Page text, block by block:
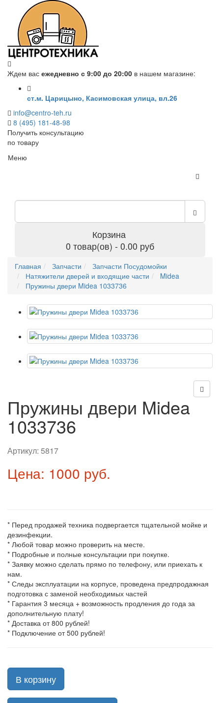
Ждем вас ежедневно с 9:00 до 20:00 в нашем магазине:
ст.м. Царицыно, Касимовская улица, вл.26
info@centro-teh.ru
8 (495) 181-48-98
Получить консультацию
по товару
Меню
Корзина
0 товар(ов) - 0.00 руб
Главная Запчасти
Запчасти Посудомойки
Натяжители дверей и входящие части
Midea
Пружины двери Midea 1033736
Пружины двери Midea
1033736
Артикул: 5817
Цена: 1000 руб.
* Перед продажей техника подвергается тщательной мойке и
дезинфекции.
* Любой товар можно проверить на месте.
* Подробные и полные консультации при покупке.
* Заявку можно сделать прямо по телефону, или приехать к
нам.
* Следы эксплуатации на корпусе, проведена предпродажная
подготовка с заменой необходимых частей
* Гарантия 3 месяца + возможность продления до года за
дополнительную плату!
* Доставка от 800 рублей!
* Подключение от 500 рублей!
В корзину